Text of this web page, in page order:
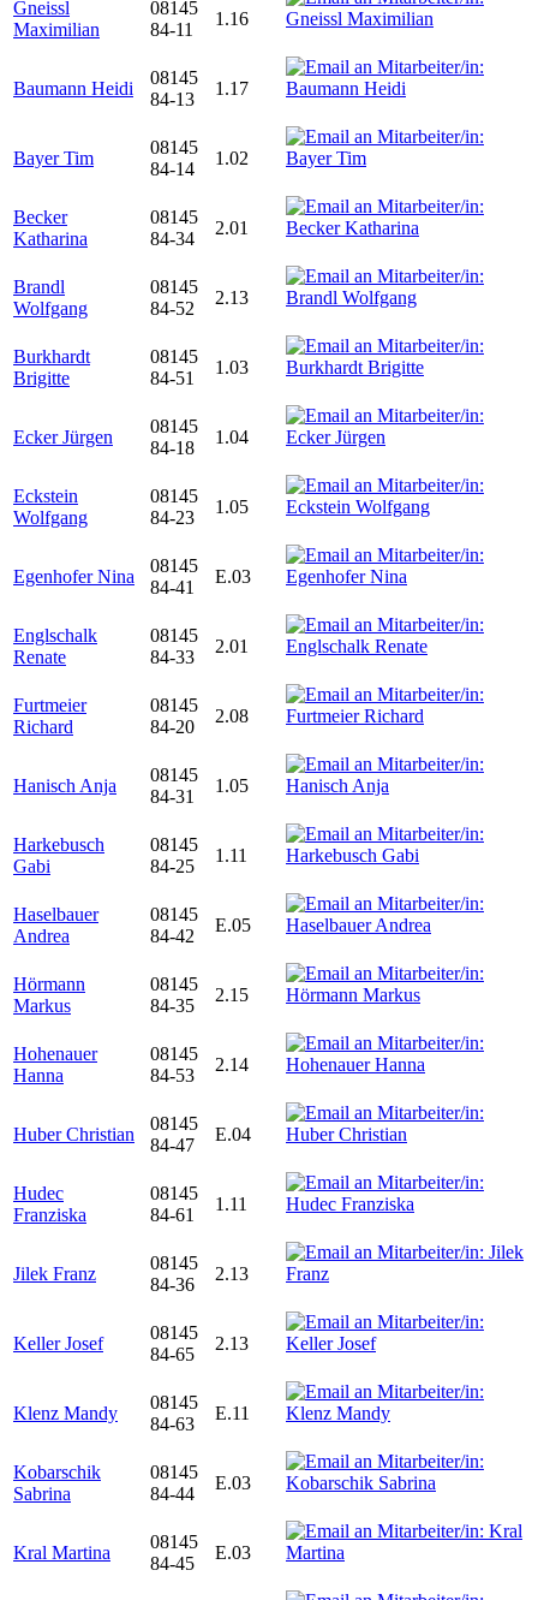
Gneissl
Maximilian
08145
84-11
1.16
Baumann Heidi
08145
84-13
1.17
Bayer Tim
08145
84-14
1.02
Becker
Katharina
08145
84-34
2.01
Brandl
Wolfgang
08145
84-52
2.13
Burkhardt
Brigitte
08145
84-51
1.03
Ecker Jürgen
08145
84-18
1.04
Eckstein
Wolfgang
08145
84-23
1.05
Egenhofer Nina
08145
84-41
E.03
Englschalk
Renate
08145
84-33
2.01
Furtmeier
Richard
08145
84-20
2.08
Hanisch Anja
08145
84-31
1.05
Harkebusch
Gabi
08145
84-25
1.11
Haselbauer
Andrea
08145
84-42
E.05
Hörmann
Markus
08145
84-35
2.15
Hohenauer
Hanna
08145
84-53
2.14
Huber Christian
08145
84-47
E.04
Hudec
Franziska
08145
84-61
1.11
Jilek Franz
08145
84-36
2.13
Keller Josef
08145
84-65
2.13
Klenz Mandy
08145
84-63
E.11
Kobarschik
Sabrina
08145
84-44
E.03
Kral Martina
08145
84-45
E.03